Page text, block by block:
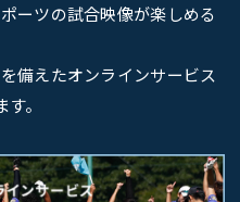
ーツの試合映像が楽しめる
備えたオンラインサービス
。